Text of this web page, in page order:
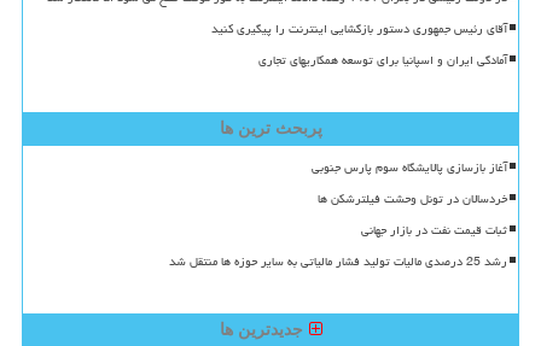
آقای رئیس جمهوری دستور بازگشایی اینترنت را پیگیری کنید
آمادگی ایران و اسپانیا برای توسعه همکاریهای تجاری
پربحث ترین ها
آغاز بازسازی پالایشگاه سوم پارس جنوبی
خردسالان در تونل وحشت فیلترشکن ها
ثبات قیمت نفت در بازار جهانی
رشد 25 درصدی مالیات تولید فشار مالیاتی به سایر حوزه ها منتقل شد
جدیدترین ها